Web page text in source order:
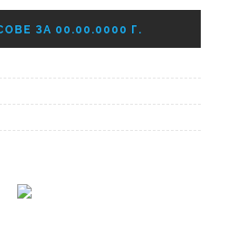
ЗА 00.00.0000 Г.